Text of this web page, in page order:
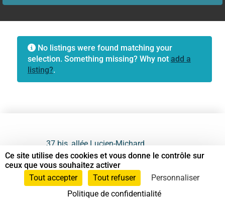
No listings were found matching your
selection. Something missing? Why not add a
listing?.
37 bis, allée Lucien-Michard
93190 Livry-Gargan
06 61 87 28 09
Ce site utilise des cookies et vous donne le contrôle sur
ceux que vous souhaitez activer
Tout accepter
Tout refuser
Personnaliser
Politique de confidentialité